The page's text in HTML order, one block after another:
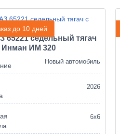
до 10 дней
65221 седельный тягач
Инман ИМ 320
Новый автомобиль
2026
6х6